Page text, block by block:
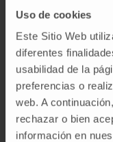
Uso de cookies
Este Sitio Web
diferentes
usabilidad de la
preferencias o
web. A
rechazar o bien
información en
sangre.
Existen
fibrilacion
producir
riesgo se
más conocido